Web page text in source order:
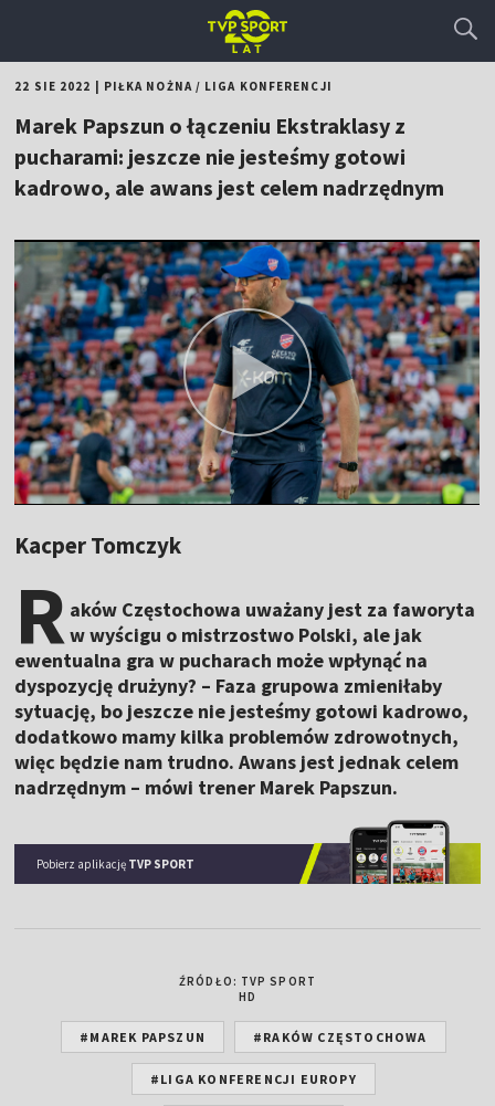
22 SIE 2022 PIŁKA NOŻNA/ LIGA KONFERENCJI
Marek Papszun o łączeniu Ekstraklasy z
pucharami: jeszcze nie jesteśmy gotowi
kadrowo, ale awans jest celem nadrzędnym
Kacper Tomczyk
R aków Częstochowa uważany jest za faworyta
w wyścigu o mistrzostwo Polski, ale jak
ewentualna gra w pucharach może wpłynąć na
dyspozycję drużyny? – Faza grupowa zmieniłaby
sytuację, bo jeszcze nie jesteśmy gotowi kadrowo,
dodatkowo mamy kilka problemów zdrowotnych,
więc będzie nam trudno. Awans jest jednak celem
nadrzędnym – mówi trener Marek Papszun.
Pobierz aplikację TVP SPORT
ŹRÓDŁO: TVP SPORT
HD
#MAREK PAPSZUN #RAKÓW CZĘSTOCHOWA
#LIGA KONFERENCJI EUROPY